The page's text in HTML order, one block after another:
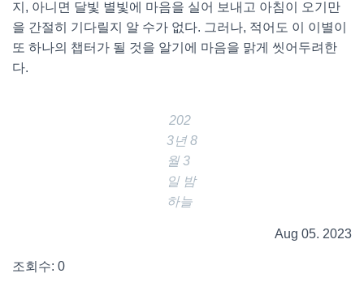
지, 아니면 달빛 별빛에 마음을 실어 보내고 아침이 오기만
을 간절히 기다릴지 알 수가 없다. 그러나, 적어도 이 이별이
또 하나의 챕터가 될 것을 알기에 마음을 맑게 씻어두려한
다.
202
3년 8
월 3
일 밤
하늘
Aug 05. 2023
조회수: 0